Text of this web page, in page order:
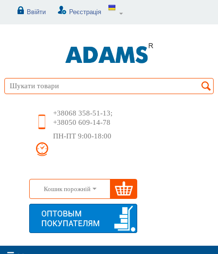
Ввійти Реєстрація
+38068 358-51-13;
+38050 609-14-78
ПН-ПТ 9:00-18:00
Кошик порожній